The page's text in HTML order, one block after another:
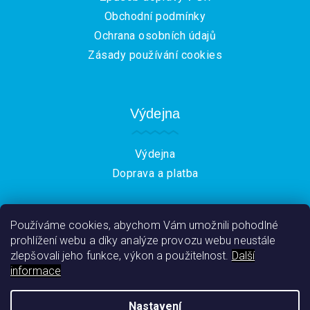
Používáme cookies, abychom Vám umožnili pohodlné
prohlížení webu a díky analýze provozu webu neustále
zlepšovali jeho funkce, výkon a použitelnost. Další
informace
Nastavení
Obchodní podmínky
Ochrana osobních údajů
Zásady používání cookies
Výdejna
Výdejna
Doprava a platba